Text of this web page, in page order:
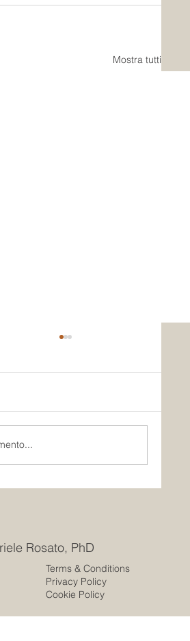
Mostra tutti
Rosato, PhD
Terms & Conditions
Privacy Policy
Cookie Policy